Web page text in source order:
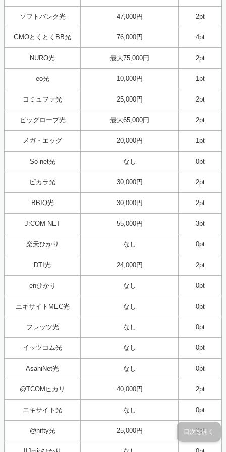
ソフトバンク光 47,000円 2pt
GMOとくとくBB光 76,000円 4pt
NURO光 最大75,000円 2pt
eo光 10,000円 1pt
コミュファ光 25,000円 2pt
ビッグローブ光 最大65,000円 2pt
メガ・エッグ 20,000円 1pt
So-net光 なし 0pt
ピカラ光 30,000円 2pt
BBIQ光 30,000円 2pt
J:COM NET 55,000円 3pt
楽天ひかり なし 0pt
DTI光 24,000円 2pt
enひかり なし 0pt
エキサイトMEC光 なし 0pt
フレッツ光 なし 0pt
イッツコム光 なし 0pt
AsahiNet光 なし 0pt
@TCOMヒカリ 40,000円 2pt
エキサイト光 なし 0pt
@nifty光 25,000円 2pt
目次を開く